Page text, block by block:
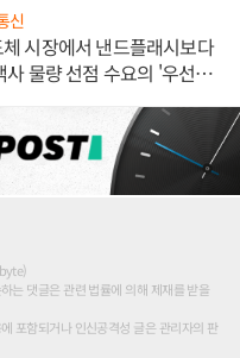
신
시장에서 낸드플래시보다
사 물량 선점 수요의 '우선순
는 댓글은 관련 법률에 의해 제재를 받을
포함되거나 인신공격성 글은 관리자의 판